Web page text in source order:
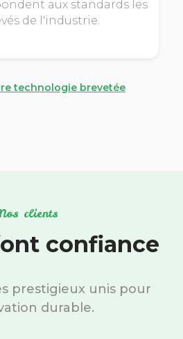
aux standards les
de l'industrie.
technologie brevetée
clients
confiance
prestigieux unis pour
durable.